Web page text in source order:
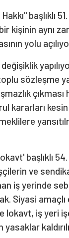
başlıklı
kişinin aynı
yolu
sözleşme
kararları
başlıklı
ve
iş yerinde
Siyasi amaçlı
lokavt, iş yeri